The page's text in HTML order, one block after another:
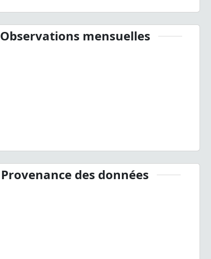
Observations mensuelles
Provenance des données